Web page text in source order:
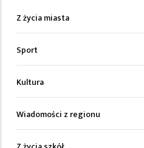
Z życia miasta
Sport
Kultura
Wiadomości z regionu